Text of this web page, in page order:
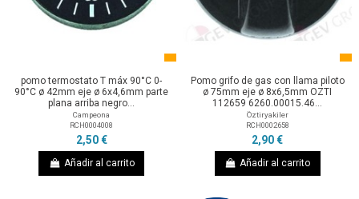
pomo termostato T máx 90°C 0-
90°C ø 42mm eje ø 6x4,6mm parte
plana arriba negro...
Campeona
RCH0004008
2,50 €
Añadir al carrito
Pomo grifo de gas con llama piloto
ø 75mm eje ø 8x6,5mm OZTI
112659 6260.00015.46...
Öztiryakiler
RCH0002658
2,90 €
Añadir al carrito